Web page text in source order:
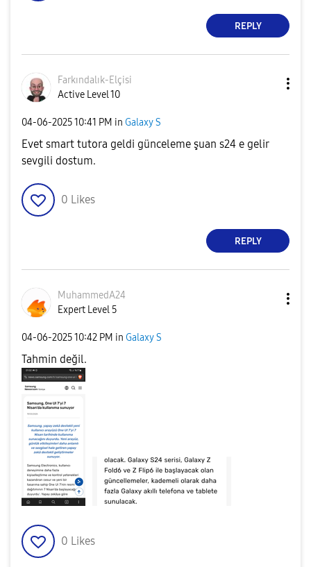
REPLY
Farkındalık-Elçisi
Active Level 10
‎04-06-202510:41 PM in Galaxy S
Evet smart tutora geldi günceleme şuan s24 e gelir
sevgili dostum.
0 Likes
REPLY
MuhammedA24
Expert Level 5
‎04-06-202510:42 PM in Galaxy S
Tahmin değil.
0 Likes